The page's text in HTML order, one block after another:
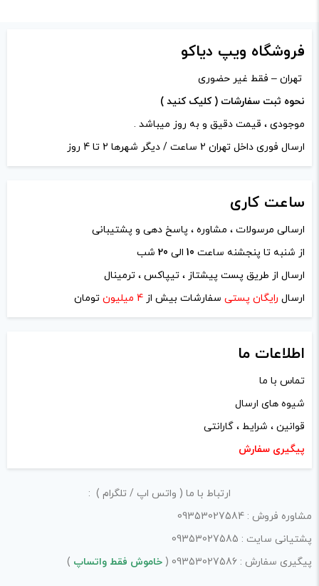
افزودن به سبد خریدفروشگاه ویپ دیاکو
تهران – فقط غیر حضوری
نحوه ثبت سفارشات ( کلیک کنید )
موجودی ، قیمت دقیق و به روز میباشد .
ارسال فوری داخل تهران 2 ساعت / دیگر شهرها 2 تا 4 روز
ساعت کاری
ارسالی مرسولات ، مشاوره ، پاسخ دهی و پشتیبانی
از شنبه تا پنجشنه ساعت 10 الی 20 شب
ارسال از طریق پست پیشتاز ، تیپاکس ، ترمینال
ارسال رایگان پستی سفارشات بیش از 4 میلیون تومان
اطلاعات ما
تماس با ما
شیوه های ارسال
قوانین ، شرایط ، گارانتی
پیگیری سفارش
ارتباط با ما ( واتس اپ / تلگرام ) :
مشاوره فروش : 09353027584
پشتیانی سایت : 09353027585
پیگیری سفارش : 09353027586 (
خاموش فقط واتساپ )